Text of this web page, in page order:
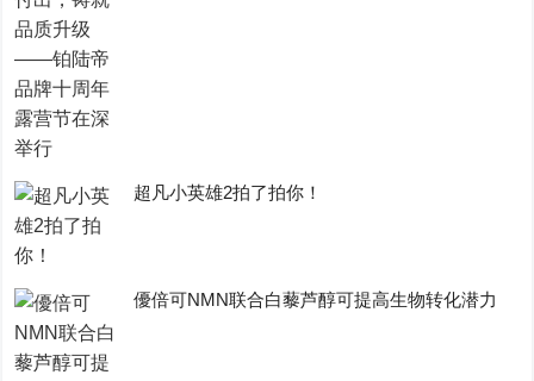
超凡小英雄2拍了拍你！
優倍可NMN联合白藜芦醇可提高生物转化潜力